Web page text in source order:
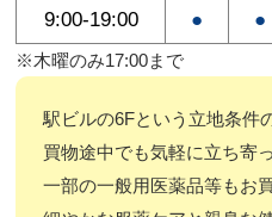
9:00-19:00 ● ●
※木曜のみ17:00まで
駅ビルの6Fという立地条件
買物途中でも気軽に立ち寄
一部の一般用医薬品等もお